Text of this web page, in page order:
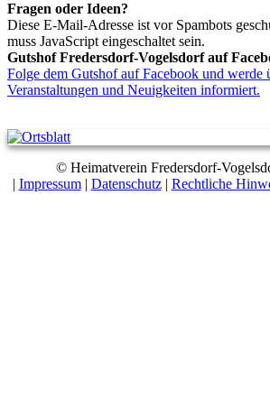
Fragen oder Ideen?
Diese E-Mail-Adresse ist vor Spambots
muss JavaScript eingeschaltet sein.
Gutshof Fredersdorf-Vogelsdorf auf
Folge dem Gutshof auf Facebook und werde
Veranstaltungen und Neuigkeiten informiert.
© Heimatverein Fredersdorf-
| Impressum| Datenschutz| Rechtliche